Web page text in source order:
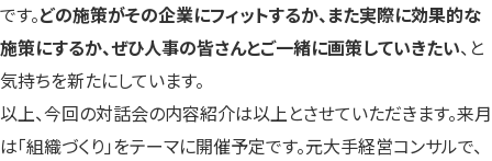
です。どの施策がその企業にフィットするか、また実際に効果的な
施策にするか、ぜひ人事の皆さんとご一緒に画策していきたい、と
気持ちを新たにしています。
以上、今回の対話会の内容紹介は以上とさせていただきます。来月
は「組織づくり」をテーマに開催予定です。元大手経営コンサルで、